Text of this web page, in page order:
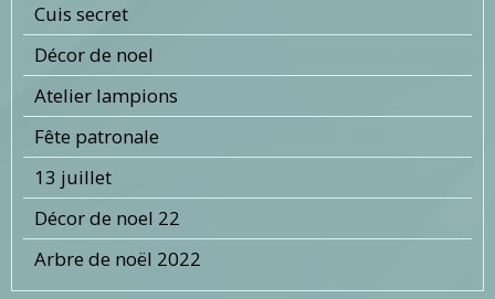
Cuis secret
Décor de noel
Atelier lampions
Fête patronale
13 juillet
Décor de noel 22
Arbre de noël 2022